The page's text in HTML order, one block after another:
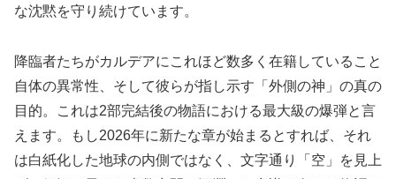
な沈黙を守り続けています。
降臨者たちがカルデアにこれほど数多く在籍していること
自体の異常性、そして彼らが指し示す「外側の神」の真の
目的。これは2部完結後の物語における最大級の爆弾と言
えます。もし2026年に新たな章が始まるとすれば、それ
は白紙化した地球の内側ではなく、文字通り「空」を見上